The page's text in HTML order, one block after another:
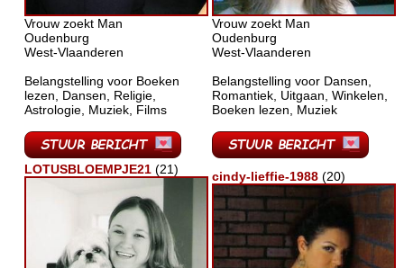
Vrouw zoekt Man
Oudenburg
West-Vlaanderen
Belangstelling voor Boeken
lezen, Dansen, Religie,
Astrologie, Muziek, Films
Vrouw zoekt Man
Oudenburg
West-Vlaanderen
Belangstelling voor Dansen,
Romantiek, Uitgaan, Winkelen,
Boeken lezen, Muziek
LOTUSBLOEMPJE21 (21) cindy-lieffie-1988 (20)